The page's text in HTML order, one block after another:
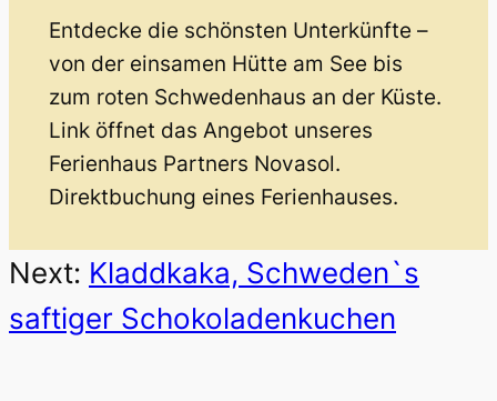
Entdecke die schönsten Unterkünfte –
von der einsamen Hütte am See bis
zum roten Schwedenhaus an der Küste.
Link öffnet das Angebot unseres
Ferienhaus Partners Novasol.
Direktbuchung eines Ferienhauses.
Next: Kladdkaka, Schweden`s
saftiger Schokoladenkuchen